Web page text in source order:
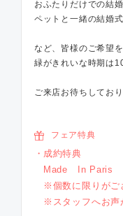
おふたりだけでの結
ペットと一緒の結婚式
など、皆様のご希望
緑がきれいな時期は
ご来店お待ちしており
フェア特典
成約特典
Made In Paris
※個数に限りがご
※スタッフへお声